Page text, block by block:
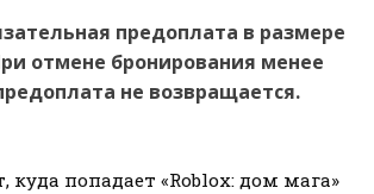
предоплата в размере
отмене бронирования менее
не возвращается.
куда попадает «Roblox: дом мага»